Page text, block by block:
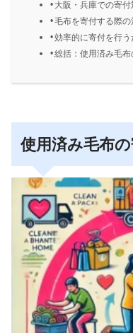
大阪・兵庫での寄付
毛布を寄付する際
効率的に寄付を行
総括：使用済み毛
使用済み毛布